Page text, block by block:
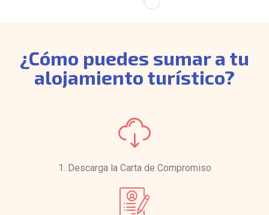
¿Cómo puedes sumar a tu
alojamiento turístico?
1. Descarga la Carta de Compromiso